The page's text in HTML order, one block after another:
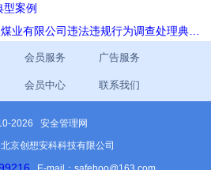
案例
业有限公司违法违规行为调查处理典…
会员服务 广告服务
会员中心 联系我们
2026 安全管理网
京创想安科科技有限公司